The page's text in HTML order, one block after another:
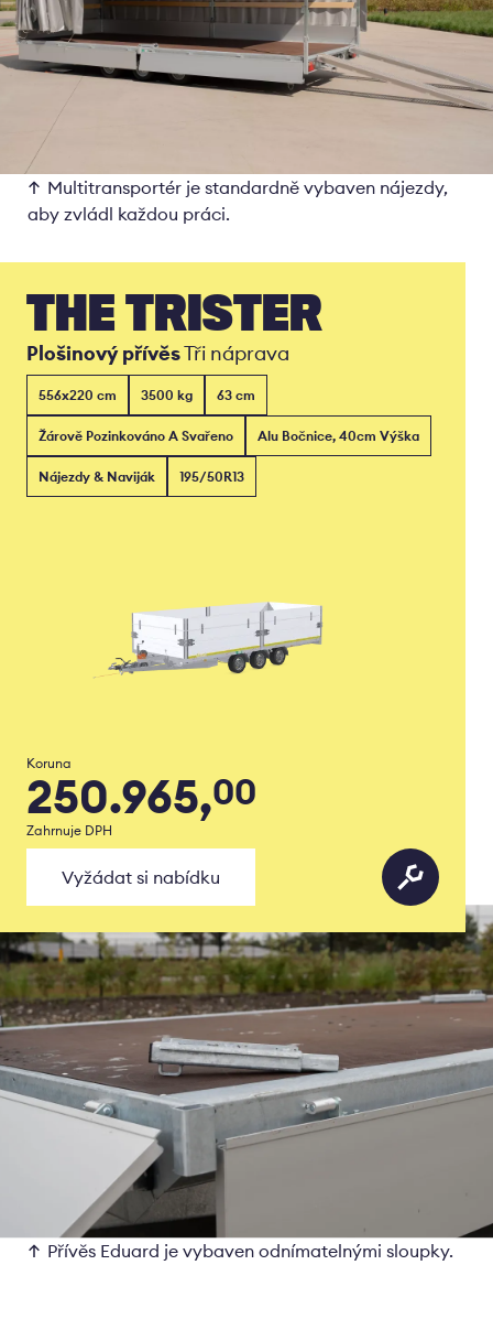
Multitransportér je standardně vybaven nájezdy,
aby zvládl každou práci.
Přívěs Eduard je vybaven odnímatelnými sloupky.
THE TRISTER
Plošinový přívěsTři náprava
556x220 cm 3500 kg 63 cm
Žárově Pozinkováno A Svařeno Alu Bočnice, 40cm Výška
Nájezdy & Naviják 195/50R13
Koruna
250.965,00
Zahrnuje DPH
Vyžádat si nabídku